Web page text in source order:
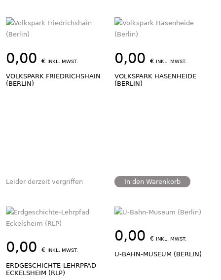
0,00 € INKL. MWST.
VOLKSPARK FRIEDRICHSHAIN
(BERLIN)
Leider derzeit vergriffen
0,00€ INKL. MWST.
VOLKSPARK HASENHEIDE
(BERLIN)
In den Warenkorb
0,00 € INKL. MWST.
ERDGESCHICHTE-LEHRPFAD
ECKELSHEIM (RLP)
0,00€ INKL. MWST.
U-BAHN-MUSEUM (BERLIN)